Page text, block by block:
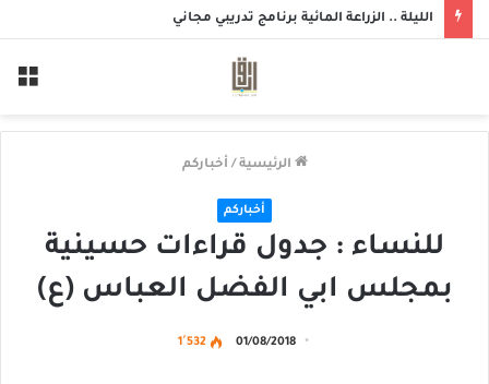
الليلة .. الزراعة المائية برنامج تدريبي مجاني
الرئيسية / أخباركم
أخباركم
للنساء : جدول قراءات حسينية
بمجلس ابي الفضل العباس (ع)
01/08/2018 1٬532